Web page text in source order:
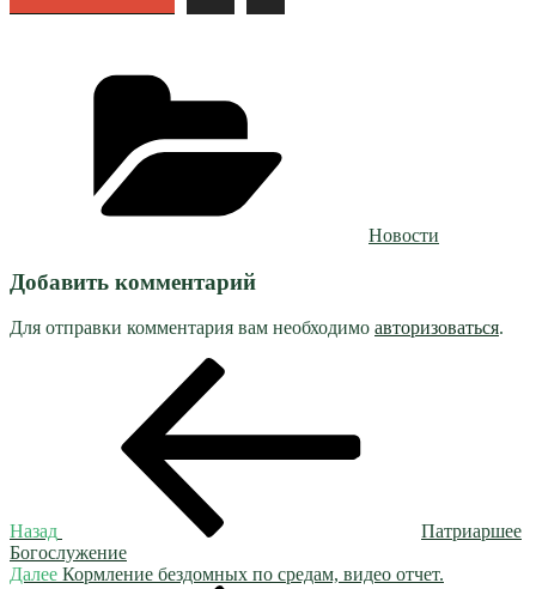
Новости
Добавить комментарий
Для отправки комментария вам необходимо авторизоваться.
Назад
Патриаршее
Богослужение
Следующая
Далее Кормление бездомных по средам, видео отчет.